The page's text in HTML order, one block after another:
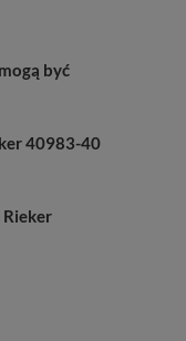
być
40983-40
Rieker